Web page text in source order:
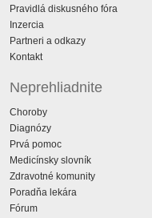
Pravidlá diskusného fóra
Inzercia
Partneri a odkazy
Kontakt
Neprehliadnite
Choroby
Diagnózy
Prvá pomoc
Medicínsky slovník
Zdravotné komunity
Poradňa lekára
Fórum